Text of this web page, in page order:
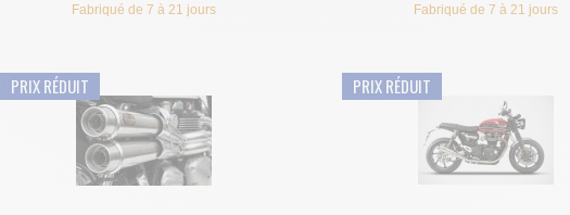
Fabriqué de 7 à 21 jours Fabriqué de 7 à 21 jours
PRIX RÉDUIT PRIX RÉDUIT